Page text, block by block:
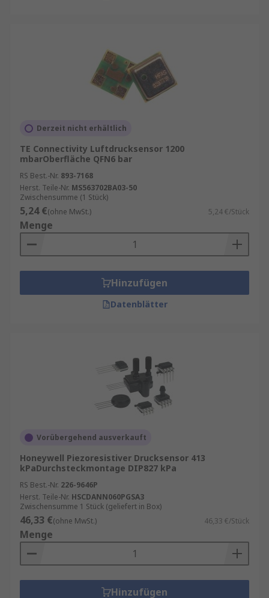
Derzeit nicht erhältlich
TE Connectivity Luftdrucksensor 1200
mbarOberfläche QFN6 bar
RS Best.-Nr. 893-7168
Herst. Teile-Nr. MS563702BA03-50
Zwischensumme (1 Stück)
5,24 €(ohne MwSt.) 5,24 €/Stück
Menge
Hinzufügen
Datenblätter
Vorübergehend ausverkauft
Honeywell Piezoresistiver Drucksensor 413
kPaDurchsteckmontage DIP827 kPa
RS Best.-Nr. 226-9646P
Herst. Teile-Nr. HSCDANN060PGSA3
Zwischensumme 1 Stück (geliefert in Box)
46,33 €(ohne MwSt.) 46,33 €/Stück
Menge
Hinzufügen